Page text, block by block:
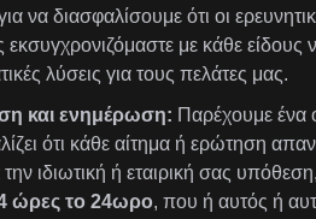
να διασφαλίσουμε ότι οι
εκσυγχρονιζόμαστε με κάθε
λύσεις για τους πελάτες μας.
και ενημέρωση: Παρέχουμε ένα
ότι κάθε αίτημα ή ερώτηση
την ιδιωτική ή εταιρική σας
ώρες το 24ωρο, που ή αυτός ή